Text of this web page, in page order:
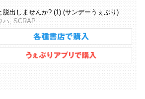
脱出しませんか? (1) (サンデーうぇぶり)
ハ, SCRAP